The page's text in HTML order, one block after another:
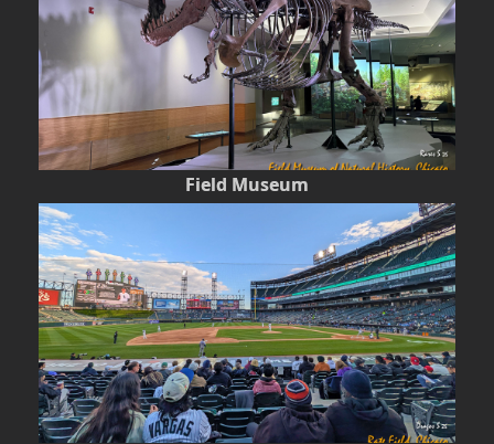
Field Museum